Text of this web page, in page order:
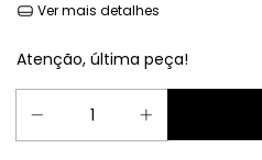
Ver mais detalhes
Atenção, última peça!